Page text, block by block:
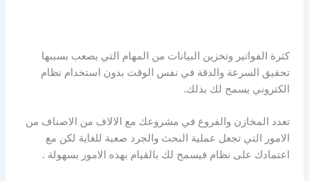
كثرة الفواتير وتخزين البيانات من المهام التي يصعب بسببها
تحقيق السرعة والدقة في نفس الوقت بدون استخدام نظام
الكتروني يسمح لك بذلك.
تعدد المخازن والفروع في مشروعك مع الالاف من الاصناف من
الامور التي تجعل عملية البحث والجرد صعبة للغاية لكن مع
اعتمادك على نظام فيسمح لك بالقيام بهذه الامور بسهولة .